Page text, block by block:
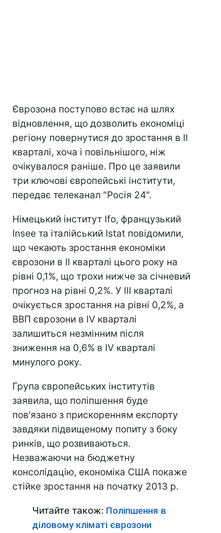
Єврозона поступово встає на шлях
відновлення, що дозволить економіці
регіону повернутися до зростання в II
кварталі, хоча і повільнішого, ніж
очікувалося раніше. Про це заявили
три ключові європейські інститути,
передає телеканал "Росія 24".
Німецький інститут Ifo, французький
Insee та італійський Istat повідомили,
що чекають зростання економіки
єврозони в II кварталі цього року на
рівні 0,1%, що трохи нижче за січневий
прогноз на рівні 0,2%. У III кварталі
очікується зростання на рівні 0,2%, а
ВВП єврозони в IV кварталі
залишиться незмінним після
зниження на 0,6% в IV кварталі
минулого року.
Група європейських інститутів
заявила, що поліпшення буде
пов'язано з прискоренням експорту
завдяки підвищеному попиту з боку
ринків, що розвиваються.
Незважаючи на бюджетну
консолідацію, економіка США покаже
стійке зростання на початку 2013 р.
Читайте також: Поліпшення в
діловому кліматі єврозони